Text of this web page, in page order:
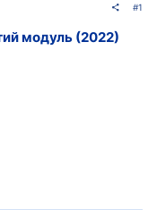
#1
модуль (2022)